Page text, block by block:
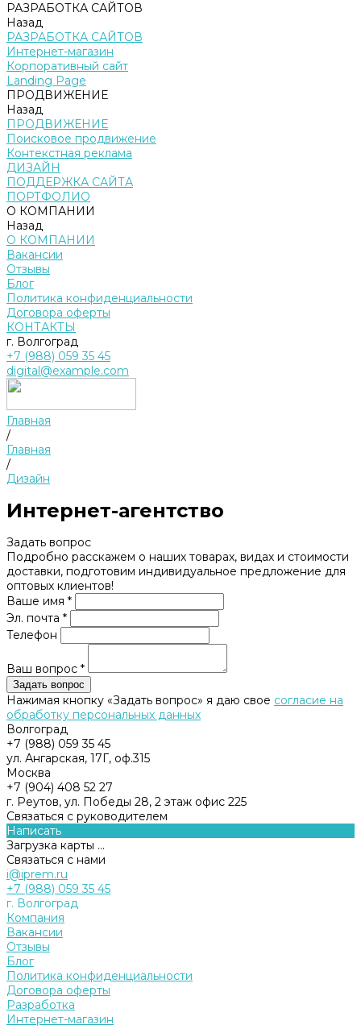
РАЗРАБОТКА САЙТОВ
Назад
РАЗРАБОТКА САЙТОВ
Интернет-магазин
Корпоративный сайт
Landing Page
ПРОДВИЖЕНИЕ
Назад
ПРОДВИЖЕНИЕ
Поисковое продвижение
Контекстная реклама
ДИЗАЙН
ПОДДЕРЖКА САЙТА
ПОРТФОЛИО
О КОМПАНИИ
Назад
О КОМПАНИИ
Вакансии
Отзывы
Блог
Политика конфиденциальности
Договора оферты
КОНТАКТЫ
г. Волгоград
+7 (988) 059 35 45
digital@example.com
Главная
/
Главная
/
Дизайн
Интернет-агентство
Задать вопрос
Подробно расскажем о наших товарах, видах и стоимости
доставки, подготовим индивидуальное предложение для
оптовых клиентов!
Ваше имя *
Эл. почта *
Телефон
Ваш вопрос *
Нажимая кнопку «Задать вопрос» я даю свое согласие на
обработку персональных данных
Волгоград
+7 (988) 059 35 45
ул. Ангарская, 17Г, оф.315
Москва
+7 (904) 408 52 27
г. Реутов, ул. Победы 28, 2 этаж офис 225
Связаться с руководителем
Написать
Загрузка карты ...
Связаться с нами
i@iprem.ru
+7 (988) 059 35 45
г. Волгоград
Компания
Вакансии
Отзывы
Блог
Политика конфиденциальности
Договора оферты
Разработка
Интернет-магазин